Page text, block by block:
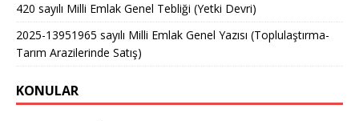
420 sayılı Milli Emlak Genel Tebliği (Yetki Devri)
2025-13951965 sayılı Milli Emlak Genel Yazısı (Toplulaştırma-
Tarım Arazilerinde Satış)
KONULAR